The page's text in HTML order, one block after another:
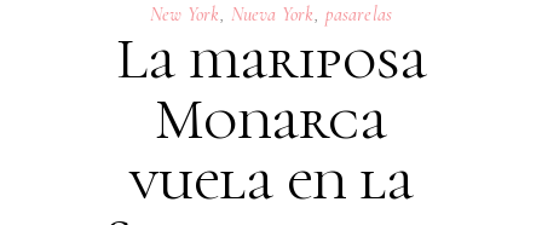
New York, Nueva York, pasarelas
La mariposa
Monarca
vuela en la